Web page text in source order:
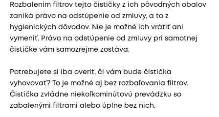
Rozbalením filtrov tejto čističky z ich pôvodných obalov
zaniká právo na odstúpenie od zmluvy, a to z
hygienických dôvodov. Nie je možné ich vrátiť ani
vymeniť. Právo na odstúpenie od zmluvy pri samotnej
čističke vám samozrejme zostáva.
Potrebujete si iba overiť, či vám bude čistička
vyhovovať? To je možné aj bez rozbaľovania filtrov.
Čistička zvládne niekoľkominútovú prevádzku so
zabalenými filtrami alebo úplne bez nich.